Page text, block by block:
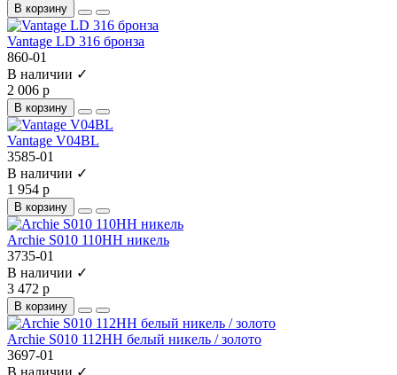
В корзину
Vantage LD 316 бронза
860-01
В наличии ✓
2 006 р
В корзину
Vantage V04BL
3585-01
В наличии ✓
1 954 р
В корзину
Archie S010 110HH никель
3735-01
В наличии ✓
3 472 р
В корзину
Archie S010 112HH белый никель / золото
3697-01